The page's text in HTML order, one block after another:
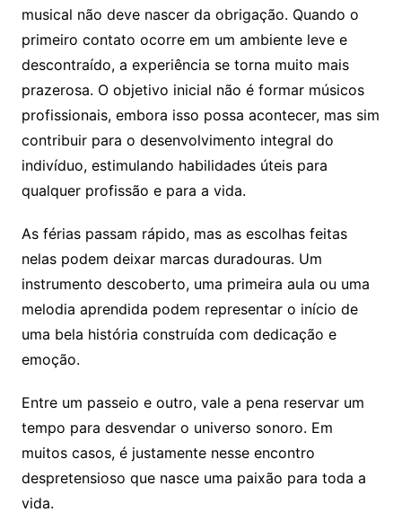
musical não deve nascer da obrigação. Quando o
primeiro contato ocorre em um ambiente leve e
descontraído, a experiência se torna muito mais
prazerosa. O objetivo inicial não é formar músicos
profissionais, embora isso possa acontecer, mas sim
contribuir para o desenvolvimento integral do
indivíduo, estimulando habilidades úteis para
qualquer profissão e para a vida.
As férias passam rápido, mas as escolhas feitas
nelas podem deixar marcas duradouras. Um
instrumento descoberto, uma primeira aula ou uma
melodia aprendida podem representar o início de
uma bela história construída com dedicação e
emoção.
Entre um passeio e outro, vale a pena reservar um
tempo para desvendar o universo sonoro. Em
muitos casos, é justamente nesse encontro
despretensioso que nasce uma paixão para toda a
vida.